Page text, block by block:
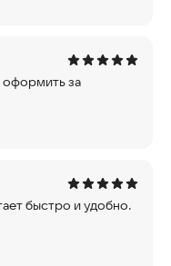
за
быстро и удобно.